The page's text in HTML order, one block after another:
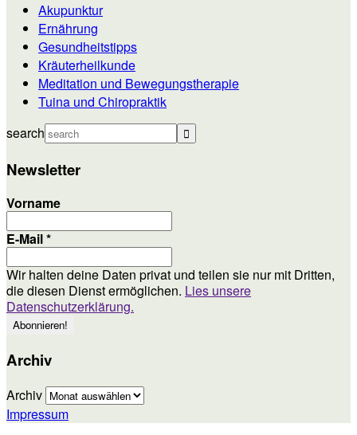
Akupunktur
Ernährung
Gesundheitstipps
Kräuterheilkunde
Meditation und Bewegungstherapie
Tuina und Chiropraktik
search
Newsletter
Vorname
E-Mail*
Wir halten deine Daten privat und teilen sie nur mit Dritten,
die diesen Dienst ermöglichen. Lies unsere
Datenschutzerklärung.
Archiv
Archiv
Impressum